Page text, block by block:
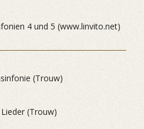
4 und 5 (www.linvito.net)
(Trouw)
(Trouw)